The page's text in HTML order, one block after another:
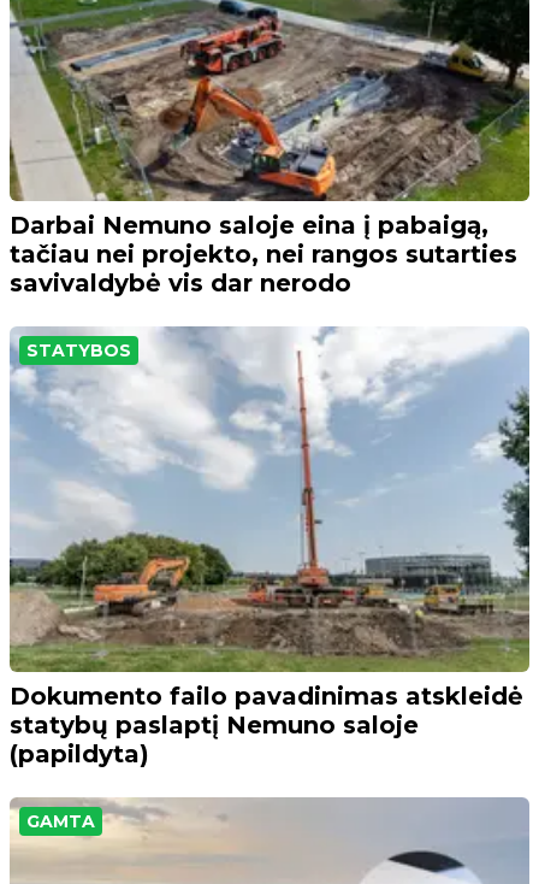
Darbai Nemuno saloje eina į pabaigą,
tačiau nei projekto, nei rangos sutarties
savivaldybė vis dar nerodo
STATYBOS
Dokumento failo pavadinimas atskleidė
statybų paslaptį Nemuno saloje
(papildyta)
GAMTA